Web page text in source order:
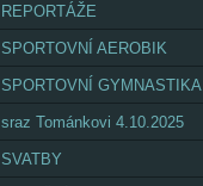
REPORTÁŽE
SPORTOVNÍ AEROBIK
SPORTOVNÍ GYMNASTIKA
sraz Tománkovi 4.10.2025
SVATBY